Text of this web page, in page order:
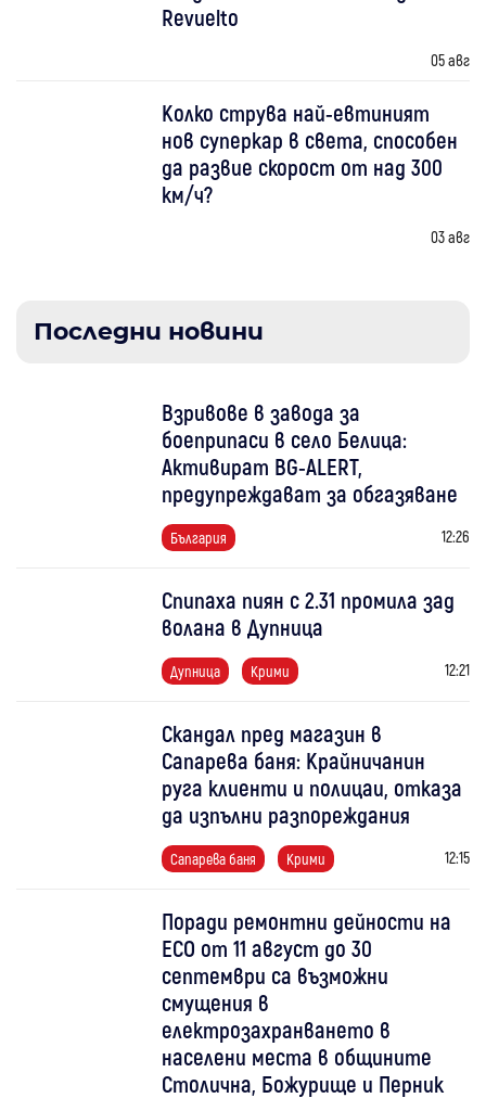
Revuelto
05 авг
Колко струва най-евтиният
нов суперкар в света, способен
да развие скорост от над 300
км/ч?
03 авг
Последни новини
Взривове в завода за
боеприпаси в село Белица:
Активират BG-ALERT,
предупреждават за обгазяване
България 12:26
Спипаха пиян с 2.31 промила зад
волана в Дупница
Дупница Крими 12:21
Скандал пред магазин в
Сапарева баня: Крайничанин
руга клиенти и полицаи, отказа
да изпълни разпореждания
Сапарева баня Крими 12:15
Поради ремонтни дейности на
ЕСО от 11 август до 30
септември са възможни
смущения в
електрозахранването в
населени места в общините
Столична, Божурище и Перник